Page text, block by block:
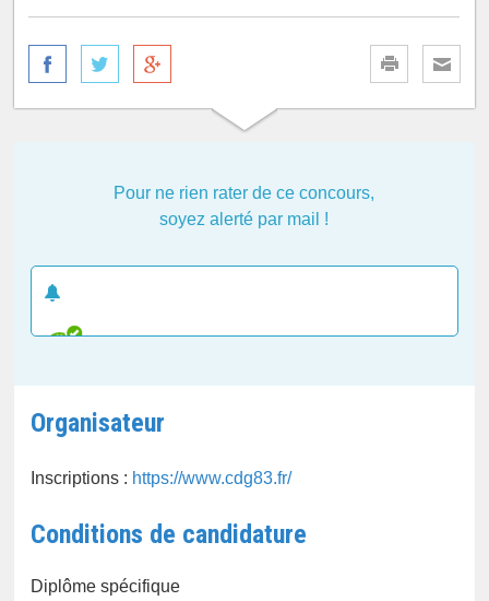
Pour ne rien rater de ce concours,
soyez alerté par mail !
Organisateur
Inscriptions : https://www.cdg83.fr/
Conditions de candidature
Diplôme spécifique